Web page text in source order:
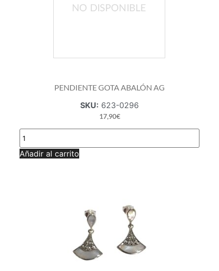
PENDIENTE GOTA ABALÓN AG
SKU: 623-0296
17,90€
PENDIENTE
GOTA
ABALÓN
AG
Añadir al carrito